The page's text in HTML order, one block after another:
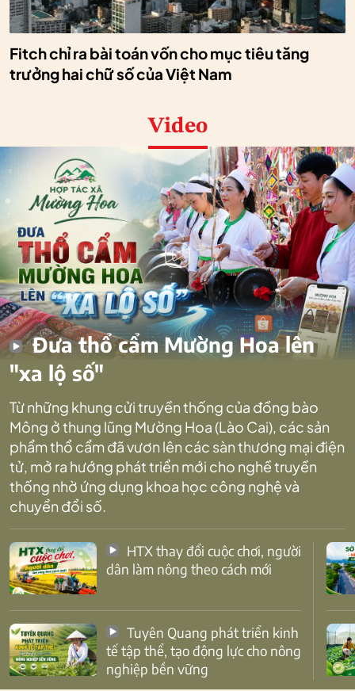
Fitch chỉ ra bài toán vốn cho mục tiêu tăng
trưởng hai chữ số của Việt Nam
Video
Đưa thổ cẩm Mường Hoa lên
"xa lộ số"
Từ những khung cửi truyền thống của đồng bào
Mông ở thung lũng Mường Hoa (Lào Cai), các sản
phẩm thổ cẩm đã vươn lên các sàn thương mại điện
tử, mở ra hướng phát triển mới cho nghề truyền
thống nhờ ứng dụng khoa học công nghệ và
chuyển đổi số.
dân làm nông theo cách mới
tế tập thể, tạo động lực cho nông
nghiệp bền vững